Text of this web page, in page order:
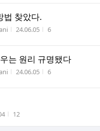
법 찾았다.
자 작성시간
24.06.05 조회수
6
는 원리 규명됐다
자 작성시간
24.06.05 조회수
6
조회수
12